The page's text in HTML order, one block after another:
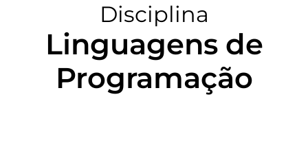
Disciplina
Linguagens de
Programação